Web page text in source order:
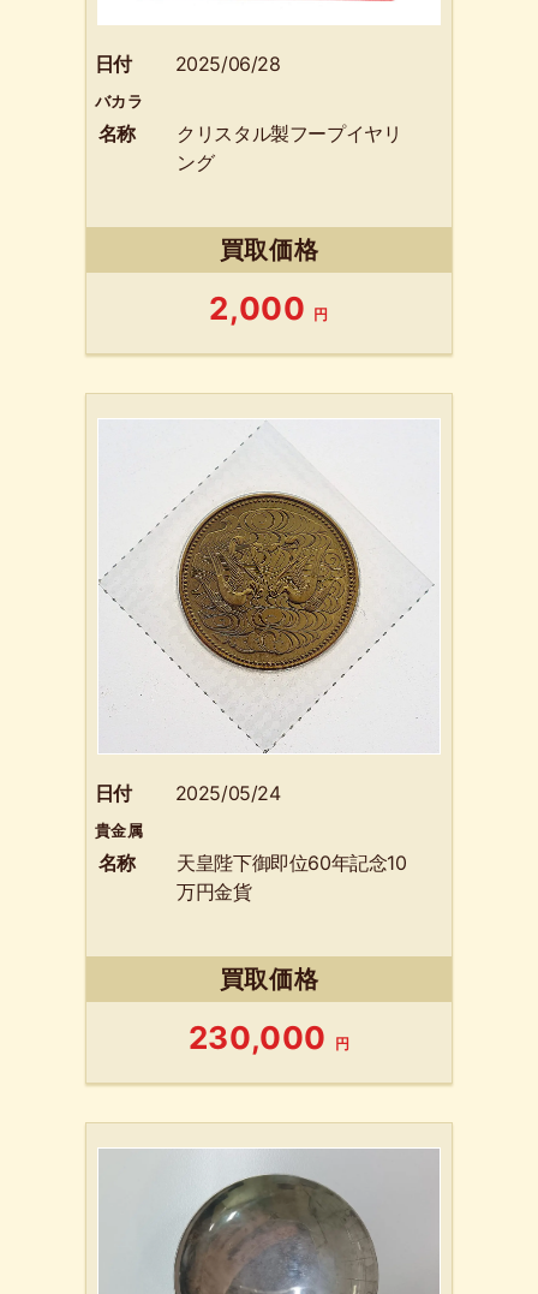
日付 2025/06/28
バカラ
名称
クリスタル製フープイヤリ
ング
買取価格
2,000 円
日付 2025/05/24
貴金属
名称
天皇陛下御即位60年記念10
万円金貨
買取価格
230,000 円